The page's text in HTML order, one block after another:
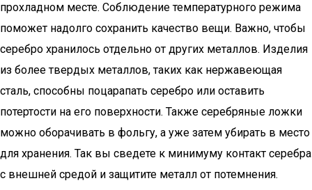
прохладном месте. Соблюдение температурного режима
поможет надолго сохранить качество вещи. Важно, чтобы
серебро хранилось отдельно от других металлов. Изделия
из более твердых металлов, таких как нержавеющая
сталь, способны поцарапать серебро или оставить
потертости на его поверхности. Также серебряные ложки
можно оборачивать в фольгу, а уже затем убирать в место
для хранения. Так вы сведете к минимуму контакт серебра
с внешней средой и защитите металл от потемнения.